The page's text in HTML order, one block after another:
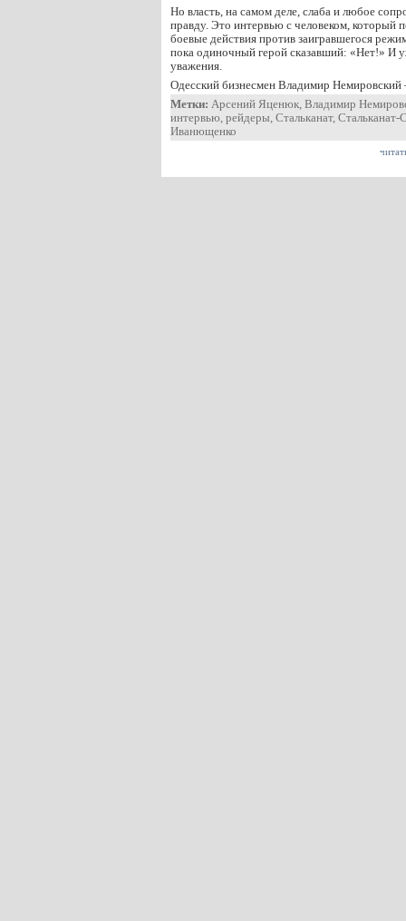
Но власть, на самом деле, слаба и любое
правду. Это интервью с человеком, который
боевые действия против заигравшегося
пока одиночный герой сказавший: «Нет!» И
уважения.
Одесский бизнесмен Владимир
Метки: Арсений Яценюк, Владимир
интервью, рейдеры, Стальканат, Стальканат-
Иванющенко